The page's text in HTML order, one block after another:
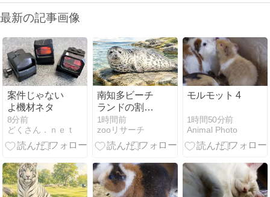
最新の記事画像
案件じゃない
よ機材ネタ
8分前
どくさん．ｎｅｔ
南知多ビーチ
ランドの割引
まとめ【2026
年最新】JAF
会員は入園料
で）・ネット
の前売りは窓
口と同額
1時間前
zooリサーチ
モルモット 4
1時間50分前
Animal Photo